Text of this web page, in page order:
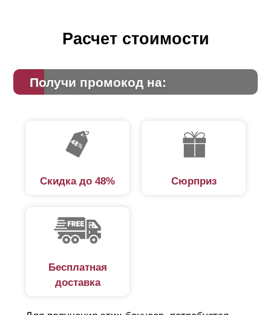
Расчет стоимости
Получи промокод на:
Скидка до 48% Сюрприз
Бесплатная
доставка